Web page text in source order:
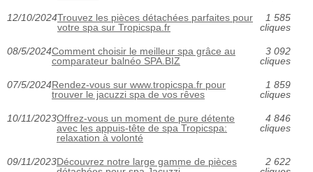
12/10/2024Trouvez les pièces détachées parfaites pour
votre spa sur Tropicspa.fr
1 585
cliques
08/5/2024Comment choisir le meilleur spa grâce au
comparateur balnéo SPA.BIZ
3 092
cliques
07/5/2024Rendez-vous sur www.tropicspa.fr pour
trouver le jacuzzi spa de vos rêves
1 859
cliques
10/11/2023Offrez-vous un moment de pure détente
avec les appuis-tête de spa Tropicspa:
relaxation à volonté
4 846
cliques
09/11/2023Découvrez notre large gamme de pièces
2 622